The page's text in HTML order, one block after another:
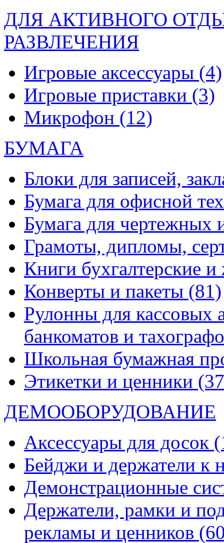
ДЛЯ АКТИВНОГО
РАЗВЛЕЧЕНИЯ
Игровые аксессуары (4)
Игровые приставки (3)
Микрофон (12)
БУМАГА
Блоки для записей,
Бумага для офисной
Бумага для чертежных
Грамоты, дипломы,
Книги бухгалтерские
Конверты и пакеты (81)
Рулонны для кассовых
банкоматов и
Школьная бумажная
Этикетки и ценники
ДЕМООБОРУДОВАНИЕ
Аксессуары для досок
Бейджи и держатели к
Демонстрационные
Держатели, рамки и
рекламы и ценников